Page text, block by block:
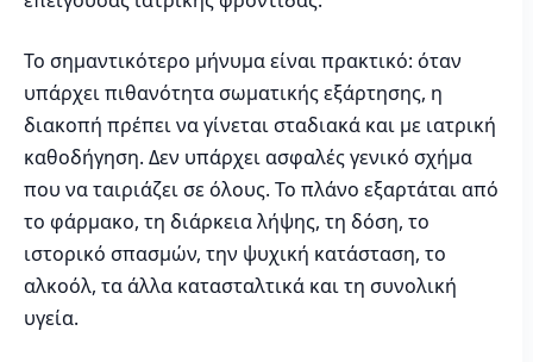
Το σημαντικότερο μήνυμα είναι πρακτικό: όταν
υπάρχει πιθανότητα σωματικής εξάρτησης, η
διακοπή πρέπει να γίνεται σταδιακά και με ιατρική
καθοδήγηση. Δεν υπάρχει ασφαλές γενικό σχήμα
που να ταιριάζει σε όλους. Το πλάνο εξαρτάται από
το φάρμακο, τη διάρκεια λήψης, τη δόση, το
ιστορικό σπασμών, την ψυχική κατάσταση, το
αλκοόλ, τα άλλα κατασταλτικά και τη συνολική
υγεία.